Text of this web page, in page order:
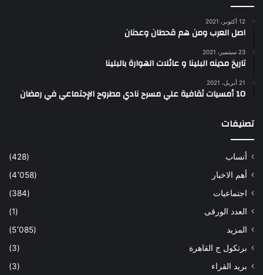
12 أكتوبر، 2021
اصل العرب ومن هم قحطان وعدنان
23 سبتمبر، 2021
تاريخ مدينه البلينا و عائلات الهوارة بالبلينا
21 أبريل، 2021
10 أمسيات ثقافية علي مسرح نادي مطروح الإجتماعي في رمضان
تصنيفات
أنساب
(428)
أهم الاخبار
(4٬058)
اجتماعيات
(384)
العدد الورقى
(1)
المزيد
(5٬085)
برتكول ج القاهرة
(3)
بريد القراء
(3)